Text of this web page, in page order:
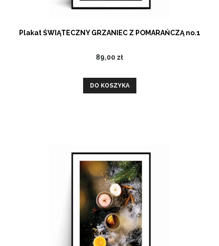
Plakat ŚWIĄTECZNY GRZANIEC Z POMARAŃCZĄ no.1
89,00 zł
DO KOSZYKA